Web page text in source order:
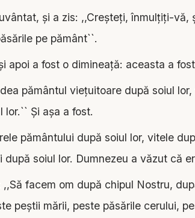
şi a zis: ,,Creşteţi, înmulţiţi-vă,
pe pământ``.
apoi a fost o dimineaţă: aceasta a
pământul vieţuitoare după soiul
lor.`` Şi aşa a fost.
pământului după soiul lor, vitele
soiul lor. Dumnezeu a văzut că
facem om după chipul Nostru,
peştii mării, peste păsările cerului,